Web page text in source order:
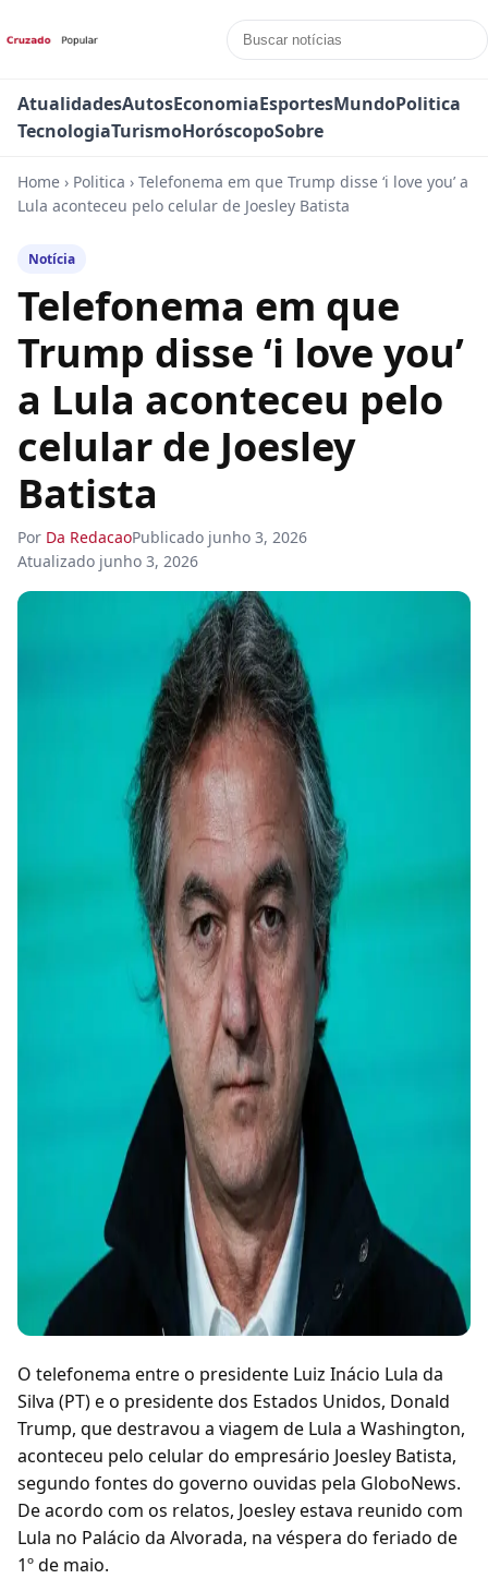
AtualidadesAutosEconomiaEsportesMundoPolitica
TecnologiaTurismoHoróscopoSobre
Home › Politica › Telefonema em que Trump disse ‘i love you’ a
Lula aconteceu pelo celular de Joesley Batista
Notícia
Telefonema em que
Trump disse ‘i love you’
a Lula aconteceu pelo
celular de Joesley
Batista
Por Da RedacaoPublicado junho 3, 2026
Atualizado junho 3, 2026
O telefonema entre o presidente Luiz Inácio Lula da
Silva (PT) e o presidente dos Estados Unidos, Donald
Trump, que destravou a viagem de Lula a Washington,
aconteceu pelo celular do empresário Joesley Batista,
segundo fontes do governo ouvidas pela GloboNews.
De acordo com os relatos, Joesley estava reunido com
Lula no Palácio da Alvorada, na véspera do feriado de
1º de maio.